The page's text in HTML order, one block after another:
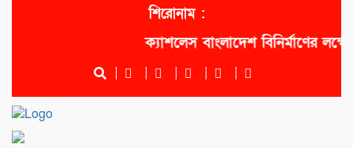
শিরোনাম :
ক্যাশলেস বাংলাদেশ বিনির্মাণের